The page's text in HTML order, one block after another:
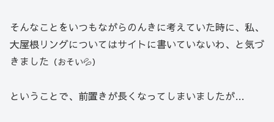
そんなことをいつもながらのんきに考えていた時に、私、
大屋根リングについてはサイトに書いていないわ、と気づ
きました （おそい💦）
ということで、前置きが長くなってしまいましたが…